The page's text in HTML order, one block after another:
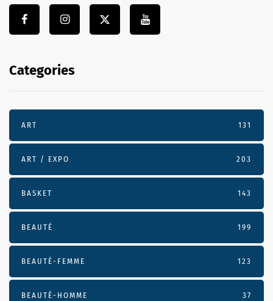
Categories
ART 131
ART / EXPO 203
BASKET 143
BEAUTÉ 199
BEAUTÉ-FEMME 123
BEAUTÉ-HOMME 37